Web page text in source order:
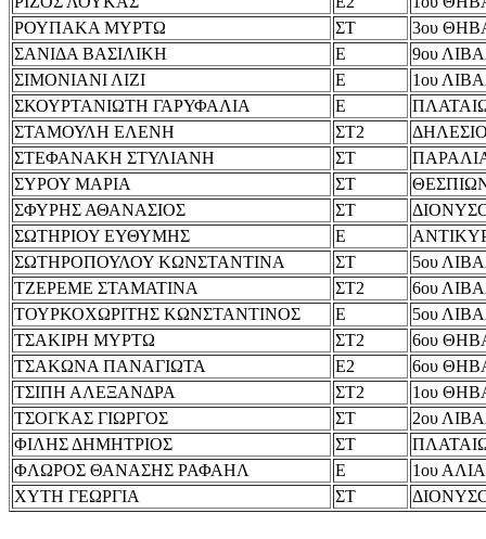
ΡΟΥΠΑΚΑ ΜΥΡΤΩ
ΣΤ
3ου
ΣΑΝΙΔΑ ΒΑΣΙΛΙΚΗ
Ε
9ου
ΣΙΜΟΝΙΑΝΙ ΛΙΖΙ
Ε
1ου
ΣΚΟΥΡΤΑΝΙΩΤΗ ΓΑΡΥΦΑΛΙΑ
Ε
ΣΤΑΜΟΥΛΗ ΕΛΕΝΗ
ΣΤ2
ΣΤΕΦΑΝΑΚΗ ΣΤΥΛΙΑΝΗ
ΣΤ
ΣΥΡΟΥ ΜΑΡΙΑ
ΣΤ
ΣΦΥΡΗΣ ΑΘΑΝΑΣΙΟΣ
ΣΤ
ΣΩΤΗΡΙΟΥ ΕΥΘΥΜΗΣ
Ε
ΣΩΤΗΡΟΠΟΥΛΟΥ ΚΩΝΣΤΑΝΤΙΝΑ
ΣΤ
5ου
ΤΖΕΡΕΜΕ ΣΤΑΜΑΤΙΝΑ
ΣΤ2
6ου
ΤΟΥΡΚΟΧΩΡΙΤΗΣ ΚΩΝΣΤΑΝΤΙΝΟΣ
Ε
5ου
ΤΣΑΚΙΡΗ ΜΥΡΤΩ
ΣΤ2
6ου
ΤΣΑΚΩΝΑ ΠΑΝΑΓΙΩΤΑ
Ε2
6ου
ΤΣΙΠΗ ΑΛΕΞΑΝΔΡΑ
ΣΤ2
1ου
ΤΣΟΓΚΑΣ ΓΙΩΡΓΟΣ
ΣΤ
2ου
ΦΙΛΗΣ ΔΗΜΗΤΡΙΟΣ
ΣΤ
ΦΛΩΡΟΣ ΘΑΝΑΣΗΣ ΡΑΦΑΗΛ
Ε
1ου
ΧΥΤΗ ΓΕΩΡΓΙΑ
ΣΤ